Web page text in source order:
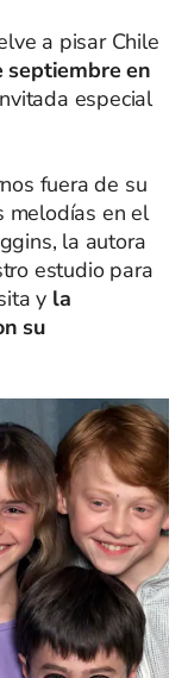
a pisar Chile
septiembre en
especial
fuera de su
melodías en el
la autora
estudio para
y la
su